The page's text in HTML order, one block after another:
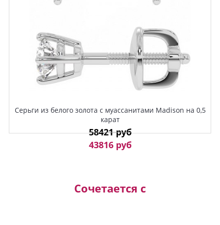
Серьги из белого золота с муассанитами Madison на 0,5
карат
58421 руб
43816 руб
Сочетается с